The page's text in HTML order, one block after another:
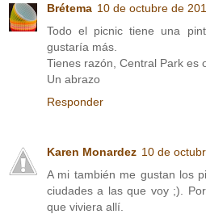
Brétema 10 de octubre de
Todo el picnic tiene una
gustaría más.
Tienes razón, Central Park es
Un abrazo
Responder
Karen Monardez 10 de
A mi también me gustan los
ciudades a las que voy ;).
que viviera allí.